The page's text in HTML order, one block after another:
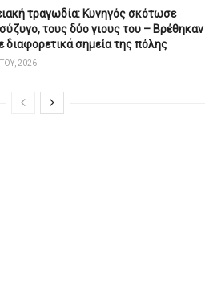
τραγωδία: Κυνηγός σκότωσε
τους δύο γιους του – Βρέθηκαν
διαφορετικά σημεία της πόλης
2026